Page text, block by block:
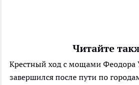
Читайте
Крестный ход с мощами Феодора
завершился после пути по